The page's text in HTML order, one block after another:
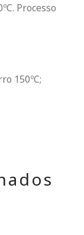
Processo
150ºC;